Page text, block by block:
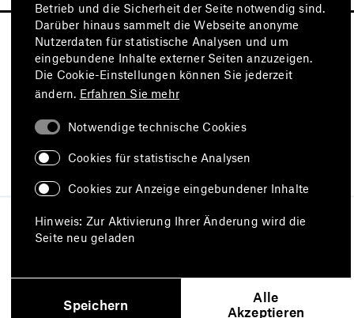
Besuchen Sie auch
Impressum
Datenschutz
Nutzungsbedingungen
Erklärung zur Barrierefreiheit
Betrieb und die Sicherheit der Seite notwendig sind.
Darüber hinaus sammelt die Webseite anonyme
Nutzerdaten für statistische Analysen und um
eingebundene Inhalte externer Seiten anzuzeigen.
Die Cookie-Einstellungen können Sie jederzeit
ändern. Erfahren Sie mehr
Notwendige technische Cookies
Cookies für statistische Analysen
Cookies zur Anzeige eingebundener Inhalte
Hinweis: Zur Aktivierung Ihrer Änderung wird die
Seite neu geladen
Speichern
Alle
Akzeptieren